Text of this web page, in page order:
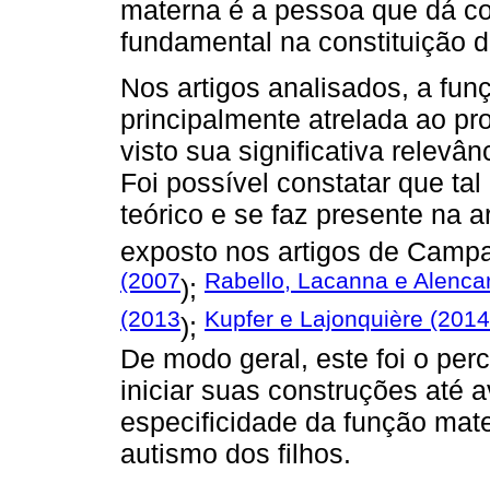
materna é a pessoa que dá
fundamental na constituição
Nos artigos analisados, a
principalmente atrelada ao
visto sua significativa
Foi possível constatar que
teórico e se faz presente na
exposto nos artigos de
(2007); Rabello, Lacanna e
(2013); Kupfer e Lajonquière (2014
De modo geral, este foi o
iniciar suas construções até
especificidade da função
autismo dos filhos.